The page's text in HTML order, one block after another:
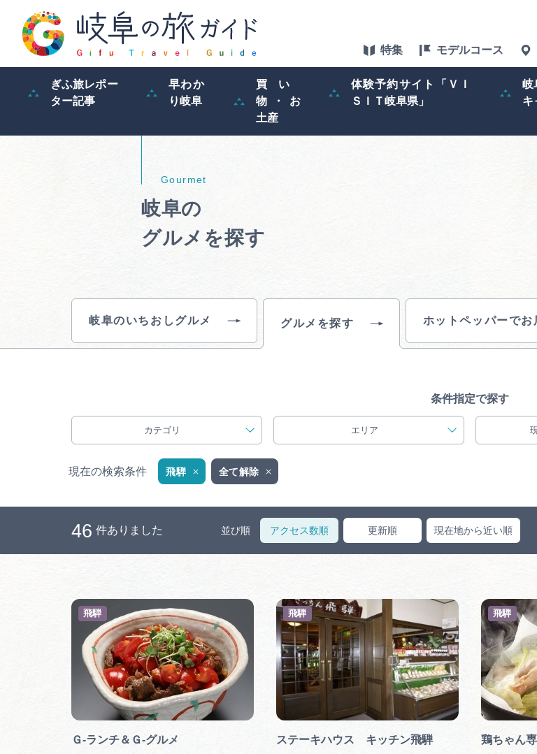
特集 モデルコース
ぎふ旅レポー
ター記事
早わか
り岐阜
買い
物・お
土産
体験予約サイト「ＶＩ
ＳＩＴ岐阜県」
岐
キ
岐阜の
グルメを探す
岐阜のいちおしグルメ グルメを探す ホットペッパーでお
条件指定で探す
カテゴリ エリア
現在の検索条件 飛騨 全て解除
46 件ありました 並び順 アクセス数順 更新順 現在地から近い順
Ｇ-ランチ＆Ｇ-グルメ
飛騨
ステーキハウス キッチン飛騨
飛騨
鶏ちゃん
飛騨